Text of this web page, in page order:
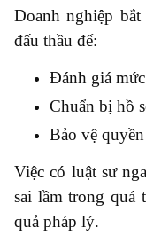
Doanh nghiệp
đấu thầu để:
Đánh giá
Chuẩn bị hồ
Bảo vệ
Việc có luật sư
sai lầm trong quá
quả pháp lý.